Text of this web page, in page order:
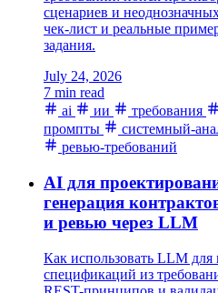
сценариев и
чек-лист и реальные
задания.
July 24, 2026
7 min read
ai
ии требования
промпты
системный-
ревью-требований
AI для
генерация
и ревью через LLM
Как использовать LLM
спецификаций из